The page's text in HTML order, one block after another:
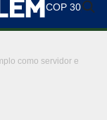
COP 30
como servidor e